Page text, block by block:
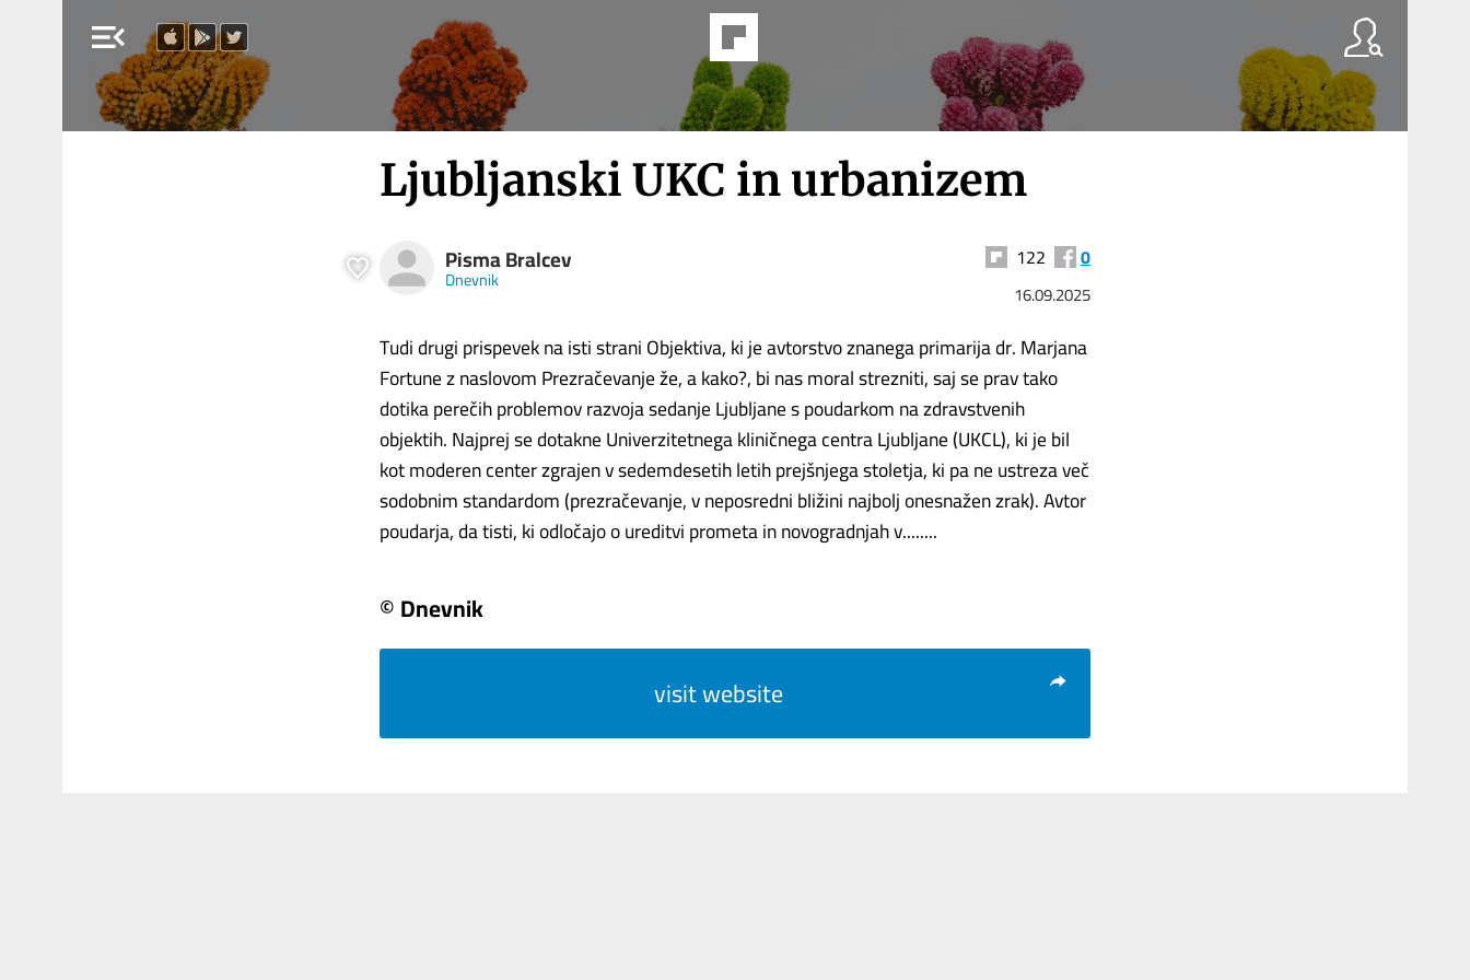
menu_open
Ljubljanski UKC in urbanizem
Pisma Bralcev
Dnevnik
122 0
16.09.2025
Tudi drugi prispevek na isti strani Objektiva, ki je avtorstvo znanega primarija dr. Marjana
Fortune z naslovom Prezračevanje že, a kako?, bi nas moral strezniti, saj se prav tako
dotika perečih problemov razvoja sedanje Ljubljane s poudarkom na zdravstvenih
objektih. Najprej se dotakne Univerzitetnega kliničnega centra Ljubljane (UKCL), ki je bil
kot moderen center zgrajen v sedemdesetih letih prejšnjega stoletja, ki pa ne ustreza več
sodobnim standardom (prezračevanje, v neposredni bližini najbolj onesnažen zrak). Avtor
poudarja, da tisti, ki odločajo o ureditvi prometa in novogradnjah v........
© Dnevnik
visit website